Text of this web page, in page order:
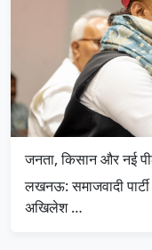
जनता, किसान और नई
लखनऊ: समाजवादी पार्टी
अखिलेश …